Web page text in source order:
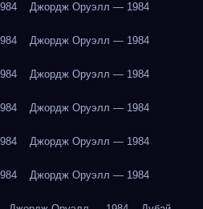
Джордж Оруэлл — 1984
Джордж Оруэлл — 1984
Джордж Оруэлл — 1984
Джордж Оруэлл — 1984
Джордж Оруэлл — 1984
Джордж Оруэлл — 1984